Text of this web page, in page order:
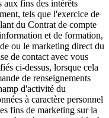
aux fins des intérêts
tels que l'exercice de
du Contrat de compte
et de formation,
ou le marketing direct du
de contact avec vous
ci-dessus, lorsque cela
de renseignements
d'activité du
à caractère personnel
fins de marketing sur la